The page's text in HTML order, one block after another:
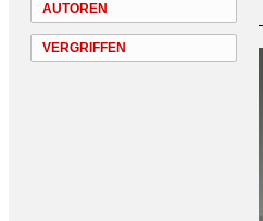
AUTOREN
VERGRIFFEN